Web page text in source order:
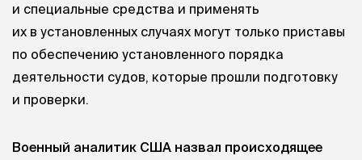
и специальные средства и применять
их в установленных случаях могут только приставы
по обеспечению установленного порядка
деятельности судов, которые прошли подготовку
и проверки.
Военный аналитик США назвал происходящее